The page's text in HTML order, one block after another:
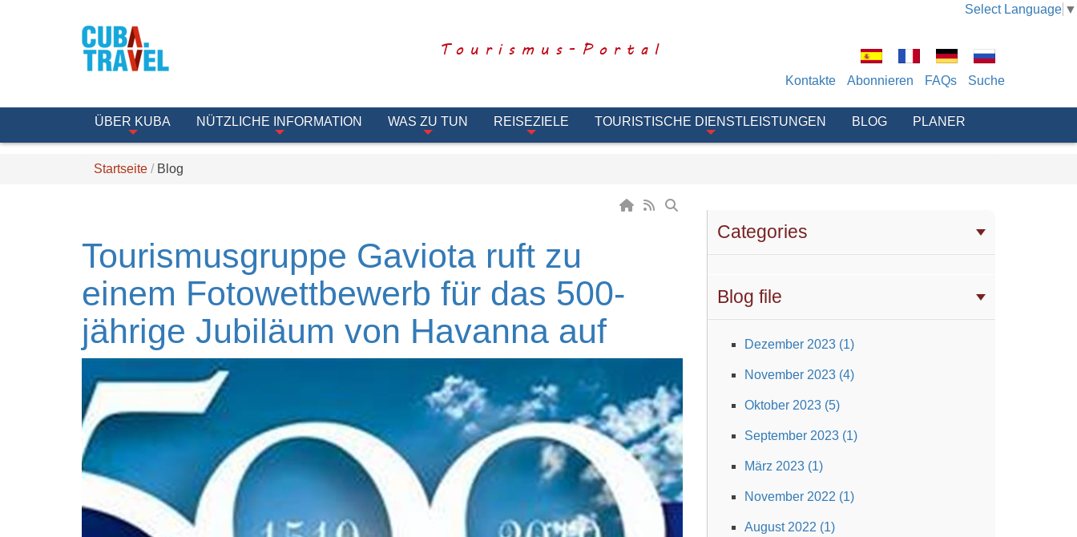
Select Language ▼
Tourismus-Portal
Kontakte Abonnieren FAQs Suche
ÜBER KUBA NÜTZLICHE INFORMATION WAS ZU TUN REISEZIELE TOURISTISCHE DIENSTLEISTUNGEN BLOG PLANER
Startseite Blog
Categories
Blog file
Dezember 2023 (1)
November 2023 (4)
Oktober 2023 (5)
September 2023 (1)
März 2023 (1)
November 2022 (1)
August 2022 (1)
Tourismusgruppe Gaviota ruft zu
einem Fotowettbewerb für das 500-
jährige Jubiläum von Havanna auf